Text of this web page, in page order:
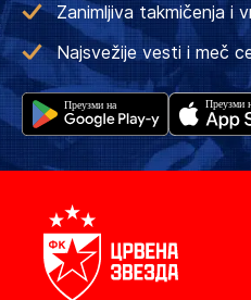
Zanimljiva takmičenja i
Najsvežije vesti i meč